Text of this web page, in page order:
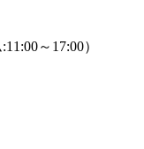
～17:00）